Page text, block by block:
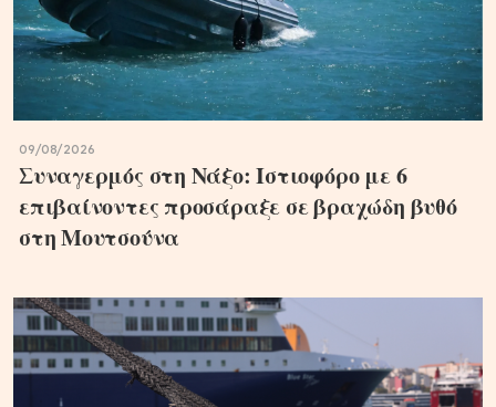
09/08/2026
Συναγερμός στη Νάξο: Ιστιοφόρο με 6
επιβαίνοντες προσάραξε σε βραχώδη βυθό
στη Μουτσούνα